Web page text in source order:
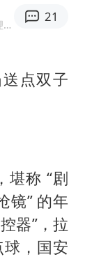
着什么
已锁定
养老专业
泰国校园枪击事件已致8死30余伤
老人被城管撞倒后离世亲属质疑记录仪
会取消
·济南德弘企业管理咨询有限公司总经理
21
点双子
堪称 “剧
镜” 的年
器”，拉
球，国安